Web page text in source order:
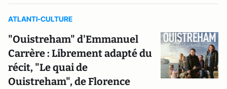
ATLANTI-CULTURE
"Ouistreham" d'Emmanuel
Carrère : Librement adapté du
récit, "Le quai de
Ouistreham", de Florence